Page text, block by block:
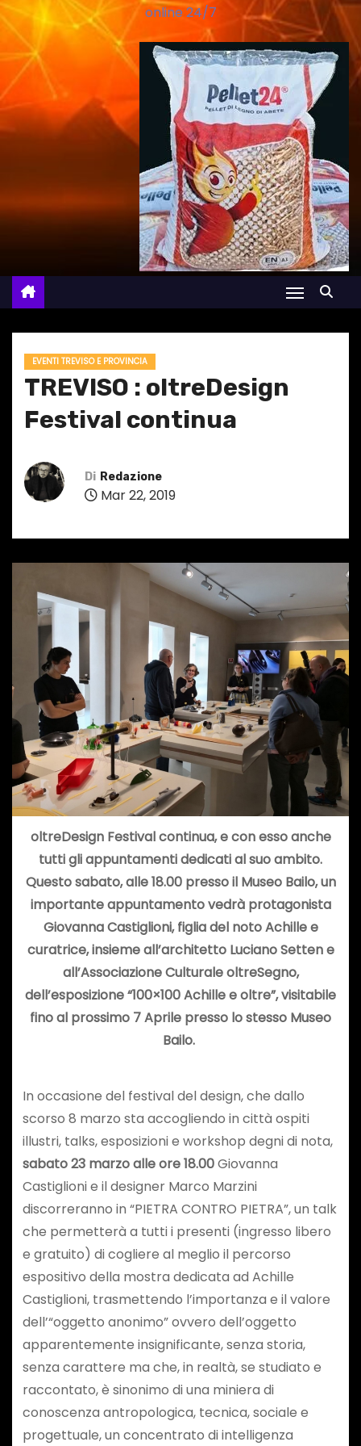
online 24/7
EVENTI TREVISO E PROVINCIA
TREVISO : oltreDesign
Festival continua
Di Redazione
Mar 22, 2019
oltreDesign Festival continua, e con esso anche
tutti gli appuntamenti dedicati al suo ambito.
Questo sabato, alle 18.00 presso il Museo Bailo, un
importante appuntamento vedrà protagonista
Giovanna Castiglioni, figlia del noto Achille e
curatrice, insieme all’architetto Luciano Setten e
all’Associazione Culturale oltreSegno,
dell’esposizione “100×100 Achille e oltre”, visitabile
fino al prossimo 7 Aprile presso lo stesso Museo
Bailo.
In occasione del festival del design, che dallo
scorso 8 marzo sta accogliendo in città ospiti
illustri, talks, esposizioni e workshop degni di nota,
sabato 23 marzo alle ore 18.00Giovanna
Castiglioni e il designer Marco Marzini
discorreranno in “PIETRA CONTRO PIETRA”, un talk
che permetterà a tutti i presenti (ingresso libero
e gratuito) di cogliere al meglio il percorso
espositivo della mostra dedicata ad Achille
Castiglioni, trasmettendo l’importanza e il valore
dell’“oggetto anonimo” ovvero dell’oggetto
apparentemente insignificante, senza storia,
senza carattere ma che, in realtà, se studiato e
raccontato, è sinonimo di una miniera di
conoscenza antropologica, tecnica, sociale e
progettuale, un concentrato di intelligenza